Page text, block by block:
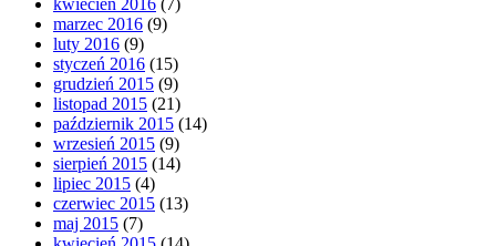
kwiecień 2016 (7)
marzec 2016 (9)
luty 2016 (9)
styczeń 2016 (15)
grudzień 2015 (9)
listopad 2015 (21)
październik 2015 (14)
wrzesień 2015 (9)
sierpień 2015 (14)
lipiec 2015 (4)
czerwiec 2015 (13)
maj 2015 (7)